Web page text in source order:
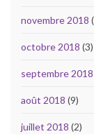
novembre 2018
octobre 2018 (3)
septembre 2018
août 2018 (9)
juillet 2018 (2)